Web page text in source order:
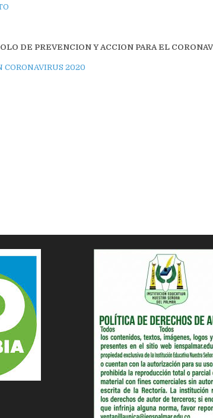
DE PREVENCION Y ACCION PARA EL
CORONAVIRUS 2020